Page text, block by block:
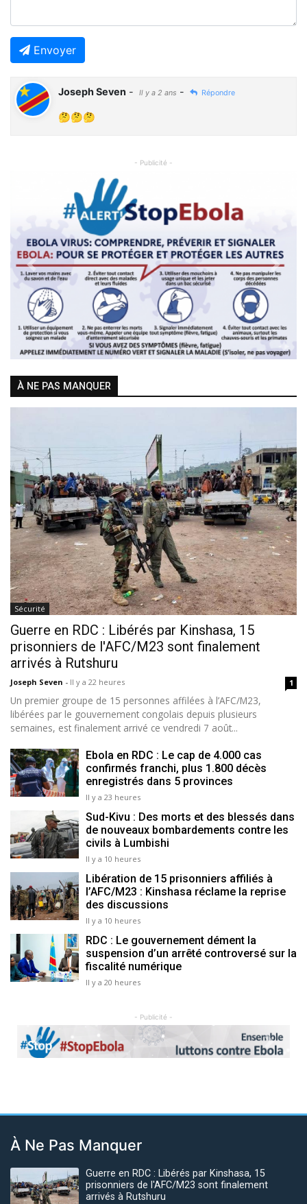
Envoyer
Joseph Seven - Il y a 2 ans - Répondre
🤔🤔🤔
- Publicité -
Previous Next
À NE PAS MANQUER
Sécurité
Guerre en RDC : Libérés par Kinshasa, 15
prisonniers de l'AFC/M23 sont finalement
arrivés à Rutshuru
Joseph Seven - Il y a 22 heures 1
Un premier groupe de 15 personnes affilées à l’AFC/M23,
libérées par le gouvernement congolais depuis plusieurs
semaines, est finalement arrivé ce vendredi 7 août...
Ebola en RDC : Le cap de 4.000 cas
confirmés franchi, plus 1.800 décès
enregistrés dans 5 provinces
Il y a 23 heures
Sud-Kivu : Des morts et des blessés dans
de nouveaux bombardements contre les
civils à Lumbishi
Il y a 10 heures
Libération de 15 prisonniers affiliés à
l’AFC/M23 : Kinshasa réclame la reprise
des discussions
Il y a 10 heures
RDC : Le gouvernement dément la
suspension d’un arrêté controversé sur la
fiscalité numérique
Il y a 20 heures
- Publicité -
Previous Next
À Ne Pas Manquer
Guerre en RDC : Libérés par Kinshasa, 15
prisonniers de l'AFC/M23 sont finalement
arrivés à Rutshuru